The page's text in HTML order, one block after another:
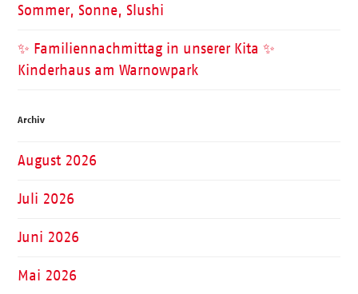
Sommer, Sonne, Slushi
✨ Familiennachmittag in unserer Kita ✨
Kinderhaus am Warnowpark
Archiv
August 2026
Juli 2026
Juni 2026
Mai 2026